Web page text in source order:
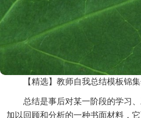
【精选】教师自我总结模板锦
总结是事后对某一阶段的学习
加以回顾和分析的一种书面材料，